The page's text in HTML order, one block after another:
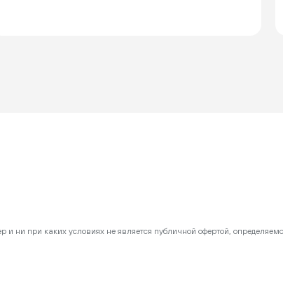
ни при каких условиях не является публичной офертой,